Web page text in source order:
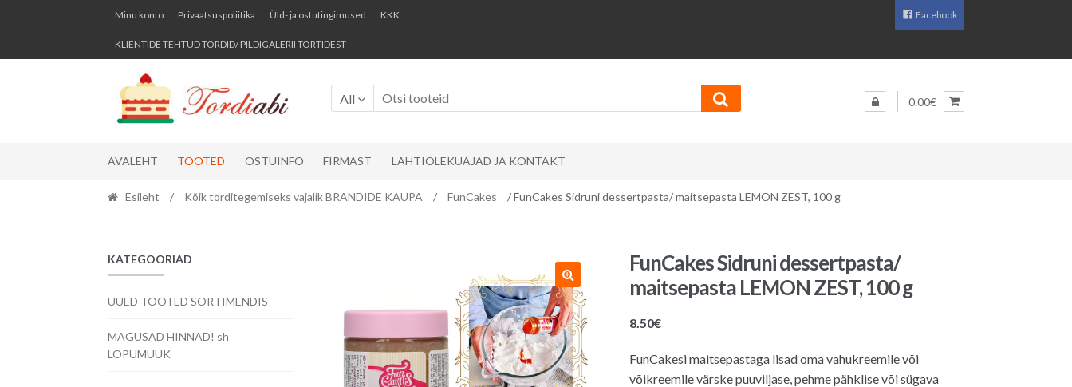
Skip
navigation
Skip
content
Minu konto Privaatsuspoliitika Üld- ja ostutingimused KKK
KLIENTIDE TEHTUD TORDID/ PILDIGALERII TORTIDEST
Facebook
All 0.00€
AVALEHT TOOTED OSTUINFO FIRMAST LAHTIOLEKUAJAD JA KONTAKT
Esileht / Kõik torditegemiseks vajalik BRÄNDIDE KAUPA / FunCakes / FunCakes Sidruni dessertpasta/ maitsepasta LEMON ZEST, 100 g
FunCakes Sidruni dessertpasta/
maitsepasta LEMON ZEST, 100 g
8.50€
FunCakesi maitsepastaga lisad oma vahukreemile või
võikreemile värske puuviljase, pehme pähklise või sügava
KATEGOORIAD
UUED TOOTED SORTIMENDIS
MAGUSAD HINNAD! sh
LÕPUMÜÜK